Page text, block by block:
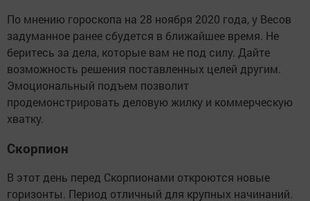
По мнению гороскопа на 28 ноября 2020 года, у Весов
задуманное ранее сбудется в ближайшее время. Не
беритесь за дела, которые вам не под силу. Дайте
возможность решения поставленных целей другим.
Эмоциональный подъем позволит
продемонстрировать деловую жилку и коммерческую
хватку.
Скорпион
В этот день перед Скорпионами откроются новые
горизонты. Период отличный для крупных начинаний.